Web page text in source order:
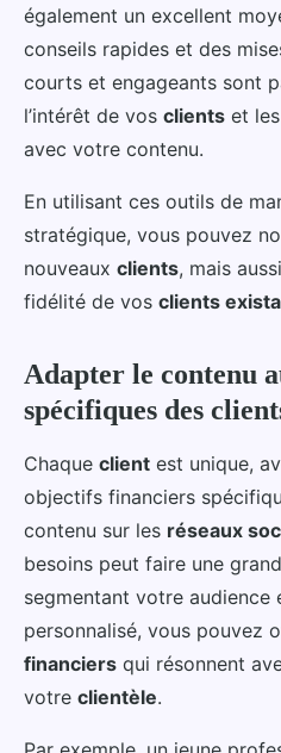
également un excellent
conseils rapides et des
courts et engageants sont
l’intérêt de vos clients et
avec votre contenu.
En utilisant ces outils de
stratégique, vous pouvez
nouveaux clients, mais
fidélité de vos clients
Adapter le contenu
spécifiques des
Chaque client est unique,
objectifs financiers
contenu sur les réseaux
besoins peut faire une
segmentant votre audience
personnalisé, vous pouvez
financiers qui résonnent
votre clientèle.